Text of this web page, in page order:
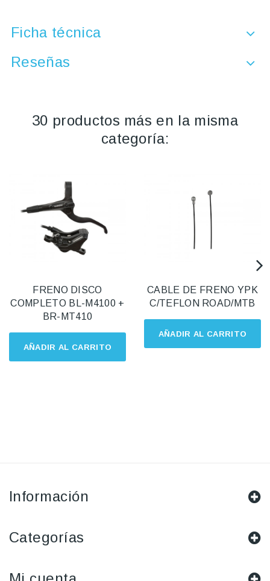
Ficha técnica
Reseñas
30 productos más en la misma
categoría:
AÑADIR AL CARRITO
FRENO DISCO
COMPLETO BL-M4100 +
BR-MT410
AÑADIR AL CARRITO
CABLE DE FRENO YPK
C/TEFLON ROAD/MTB
Información
Categorías